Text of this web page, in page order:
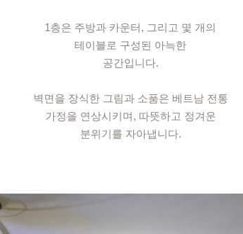
1층은 주방과 카운터, 그리고 몇 개의
테이블로 구성된 아늑한
공간입니다.
벽면을 장식한 그림과 소품은 베트남 전통
가정을 연상시키며, 따뜻하고 정겨운
분위기를 자아냅니다.